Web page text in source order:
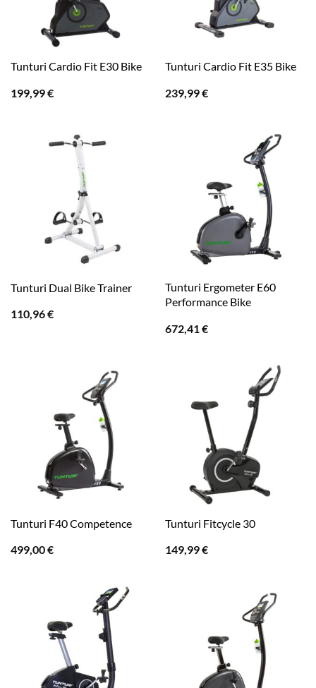
Tunturi Cardio Fit E30 Bike
199,99€
Tunturi Cardio Fit E35 Bike
239,99€
Tunturi Dual Bike Trainer
110,96€
Tunturi Ergometer E60
Performance Bike
672,41 €
Tunturi F40 Competence
499,00€
Tunturi Fitcycle 30
149,99€